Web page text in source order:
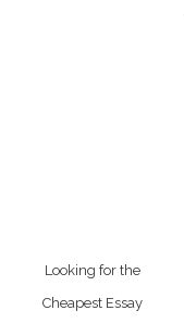
Looking for the
Cheapest Essay